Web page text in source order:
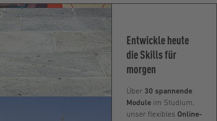
Entwickle heute
die Skills für
morgen
Über 30 spannende
Module im Studium,
unser flexibles Online-